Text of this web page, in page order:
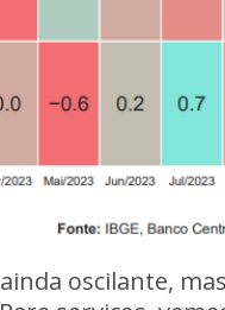
oscilante,